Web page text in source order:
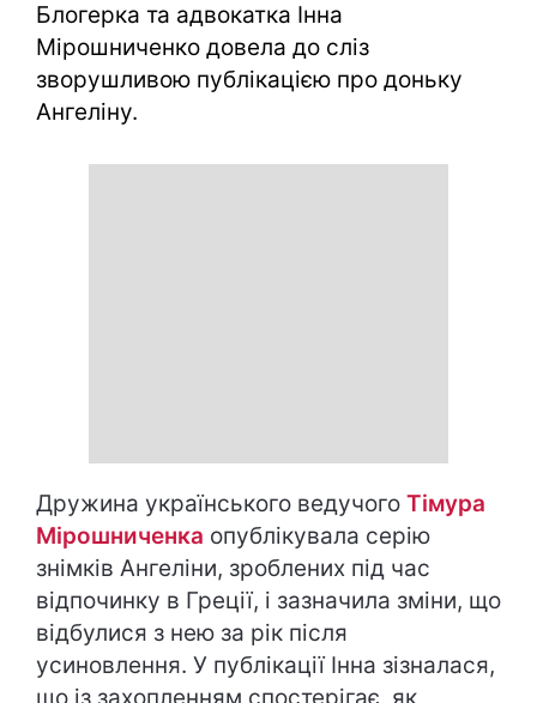
Блогерка та адвокатка Інна
Мірошниченко довела до сліз
зворушливою публікацією про доньку
Ангеліну.
Дружина українського ведучого Тімура
Мірошниченка опублікувала серію
знімків Ангеліни, зроблених під час
відпочинку в Греції, і зазначила зміни, що
відбулися з нею за рік після
усиновлення. У публікації Інна зізналася,